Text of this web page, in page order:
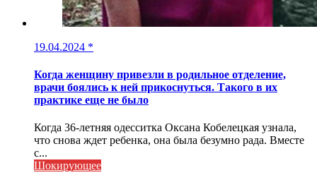
19.04.2024 *
Когда женщину привезли в родильное отделение,
врачи боялись к ней прикоснуться. Такого в их
практике еще не было
Когда 36-летняя одесситка Оксана Кобелецкая узнала,
что снова ждет ребенка, она была безумно рада. Вместе
с...
Шокирующее